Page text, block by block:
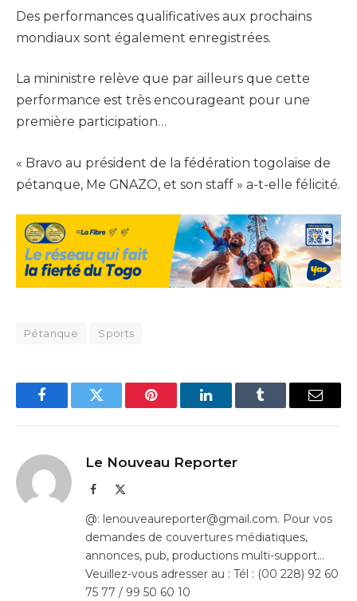
Des performances qualificatives aux prochains
mondiaux sont également enregistrées.
La mininistre relève que par ailleurs que cette
performance est très encourageant pour une
première participation…
« Bravo au président de la fédération togolaise de
pétanque, Me GNAZO, et son staff » a-t-elle félicité.
Pétanque Sports
FacebookTwitter Pinterest LinkedInTumblr Email
Le Nouveau Reporter
Facebook
@: lenouveaureporter@gmail.com. Pour vos
demandes de couvertures médiatiques,
annonces, pub, productions multi-support…
Veuillez-vous adresser au : Tél : (00 228) 92 60
75 77 / 99 50 60 10